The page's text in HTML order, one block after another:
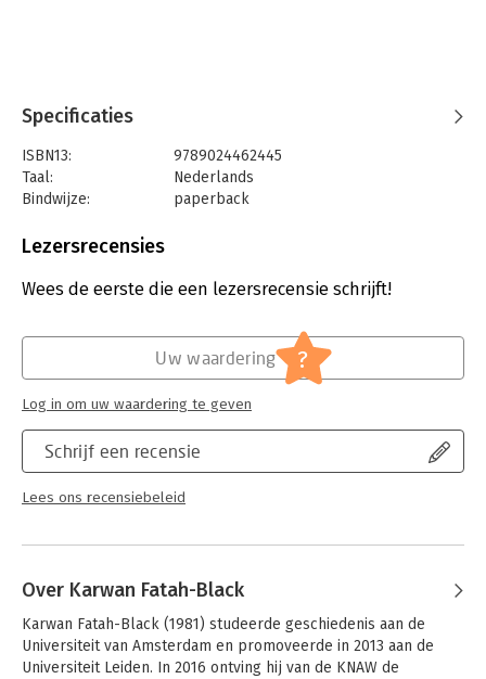
Specificaties
ISBN13:
9789024462445
Taal:
Nederlands
Bindwijze:
paperback
Uitgever:
Verschijningsdatum:
25-11-2024
Staatsrecht algemeen
Lezersrecensies
Wees de eerste die een lezersrecensie schrijft!
Schrijf een recensie
Lees ons recensiebeleid
Uw waardering ?
Log in om uw waardering te geven
Over Karwan Fatah-Black
Karwan Fatah-Black (1981) studeerde geschiedenis aan de
Universiteit van Amsterdam en promoveerde in 2013 aan de
Universiteit Leiden. In 2016 ontving hij van de KNAW de